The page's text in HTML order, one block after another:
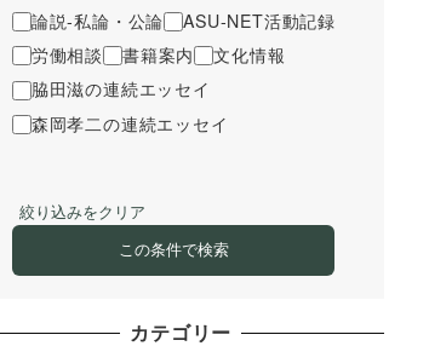
論説-私論・公論
ASU-NET活動記録
労働相談
書籍案内
文化情報
脇田滋の連続エッセイ
森岡孝二の連続エッセイ
絞り込みをクリア
この条件で検索
カテゴリー